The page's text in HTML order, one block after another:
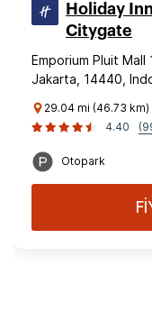
Holiday
Citygate
Emporium Pluit
Jakarta, 14440,
29.04 mi (46.73
4.40
Otopark